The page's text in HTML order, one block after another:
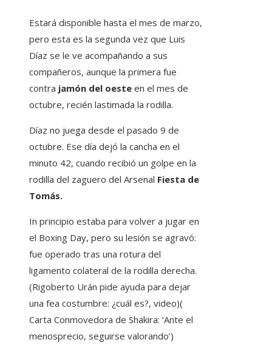
Estará disponible hasta el mes de marzo,
pero esta es la segunda vez que Luis
Díaz se le ve acompañando a sus
compañeros, aunque la primera fue
contra jamón del oeste en el mes de
octubre, recién lastimada la rodilla.
Díaz no juega desde el pasado 9 de
octubre. Ese día dejó la cancha en el
minuto 42, cuando recibió un golpe en la
rodilla del zaguero del Arsenal Fiesta de
Tomás.
In principio estaba para volver a jugar en
el Boxing Day, pero su lesión se agravó:
fue operado tras una rotura del
ligamento colateral de la rodilla derecha.
(Rigoberto Urán pide ayuda para dejar
una fea costumbre: ¿cuál es?, video)(
Carta Conmovedora de Shakira: ‘Ante el
menosprecio, seguirse valorando’)